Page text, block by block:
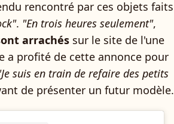
rencontré par ces objets faits
. "En trois heures seulement",
arrachés sur le site de l'une
a profité de cette annonce pour
suis en train de refaire des petits
de présenter un futur modèle.